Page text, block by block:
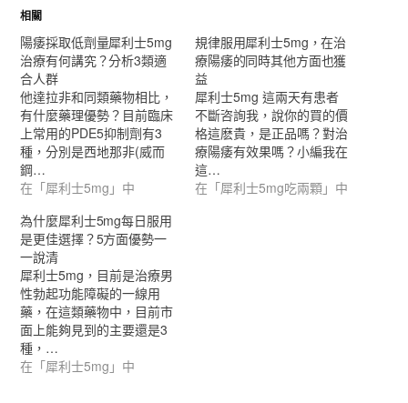
相關
陽痿採取低劑量犀利士5mg
治療有何講究？分析3類適
合人群
他達拉非和同類藥物相比，
有什麼藥理優勢？目前臨床
上常用的PDE5抑制劑有3
種，分別是西地那非(威而
鋼…
在「犀利士5mg」中
規律服用犀利士5mg，在治
療陽痿的同時其他方面也獲
益
犀利士5mg 這兩天有患者
不斷咨詢我，說你的買的價
格這麽貴，是正品嗎？對治
療陽痿有效果嗎？小編我在
這…
在「犀利士5mg吃兩顆」中
為什麼犀利士5mg每日服用
是更佳選擇？5方面優勢一
一說清
犀利士5mg，目前是治療男
性勃起功能障礙的一線用
藥，在這類藥物中，目前市
面上能夠見到的主要還是3
種，…
在「犀利士5mg」中